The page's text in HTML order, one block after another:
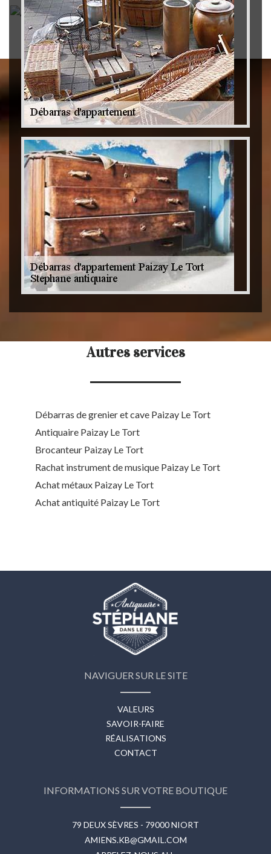
Achat antiquité 79
Autres services
Débarras de grenier et cave Paizay Le Tort
Antiquaire Paizay Le Tort
Brocanteur Paizay Le Tort
Rachat instrument de musique Paizay Le Tort
Achat métaux Paizay Le Tort
Achat antiquité Paizay Le Tort
NAVIGUER SUR LE SITE
VALEURS
SAVOIR-FAIRE
RÉALISATIONS
CONTACT
INFORMATIONS SUR VOTRE BOUTIQUE
79 DEUX SÈVRES - 79000 NIORT
AMIENS.KB@GMAIL.COM